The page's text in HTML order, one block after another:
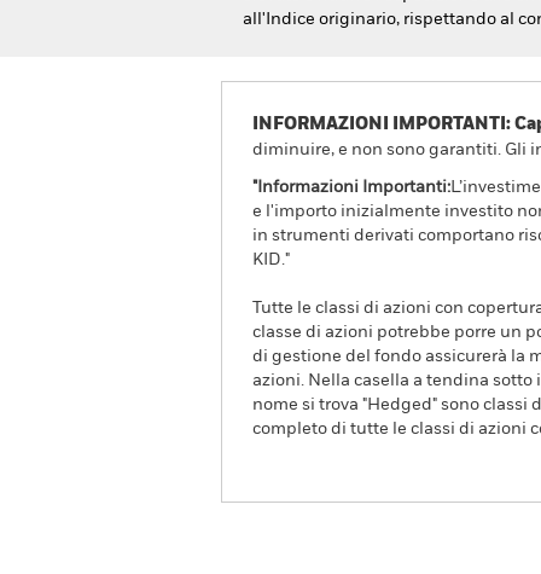
all'Indice originario, rispettando al
INFORMAZIONI IMPORTANTI:
diminuire, e non sono garantiti. Gli
"Informazioni Importanti:
e l'importo inizialmente investito
in strumenti derivati comportano
KID."
Tutte le classi di azioni con
classe di azioni potrebbe porre un
di gestione del fondo assicurerà la
azioni. Nella casella a tendina
nome si trova "Hedged" sono
completo di tutte le classi di azioni